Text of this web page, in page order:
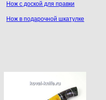
Нож с доской для правки
Нож в подарочной шкатулке